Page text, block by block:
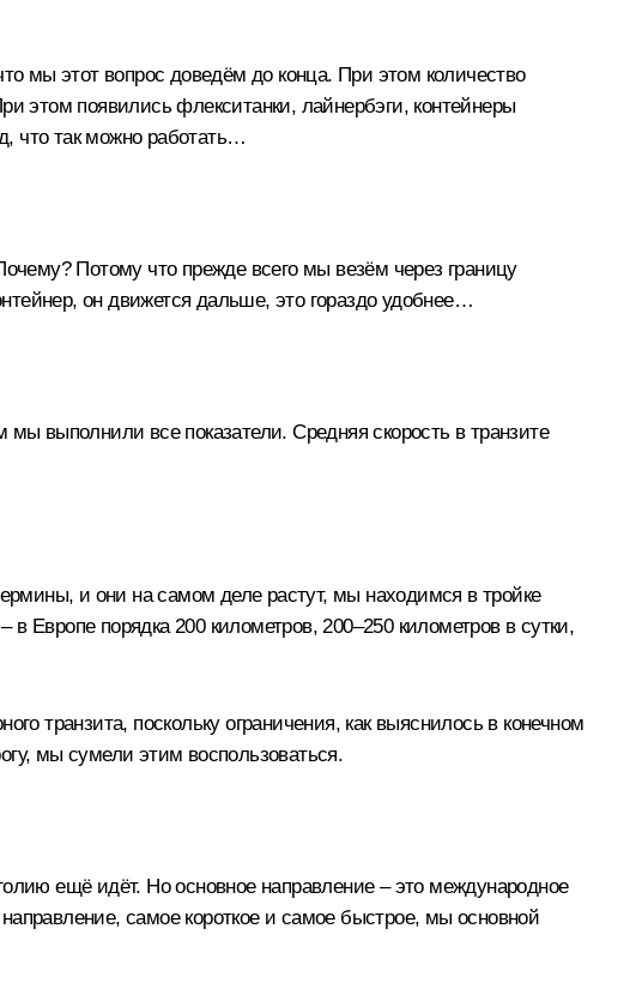
мы этот вопрос доведём до конца. При этом количество
этом появились флекситанки, лайнербэги, контейнеры
что так можно работать…
Потому что прежде всего мы везём через границу
он движется дальше, это гораздо удобнее…
выполнили все показатели. Средняя скорость в транзите
и они на самом деле растут, мы находимся в тройке
Европе порядка 200 километров, 200–250 километров в сутки,
транзита, поскольку ограничения, как выяснилось в конечном
мы сумели этим воспользоваться.
ещё идёт. Но основное направление – это международное
самое короткое и самое быстрое, мы основной